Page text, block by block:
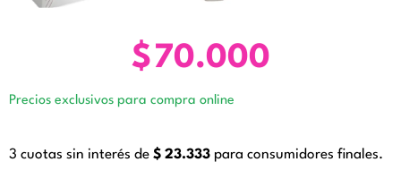
$70.000
Precios exclusivos para compra online
3 cuotas sin interés de $ 23.333 para consumidores finales.